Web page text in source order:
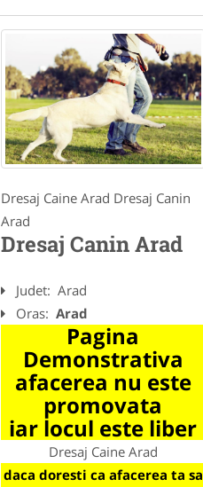
Dresaj Caine Arad Dresaj Canin
Arad
Dresaj Canin Arad
Judet: Arad
Oras: Arad
Pagina
Demonstrativa
afacerea nu este
promovata
iar locul este liber
Dresaj Caine Arad
daca doresti ca afacerea ta sa